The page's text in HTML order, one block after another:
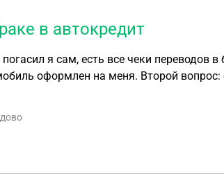
в автокредит
я сам, есть все чеки переводов
оформлен на меня. Второй
до развода, может ли жена